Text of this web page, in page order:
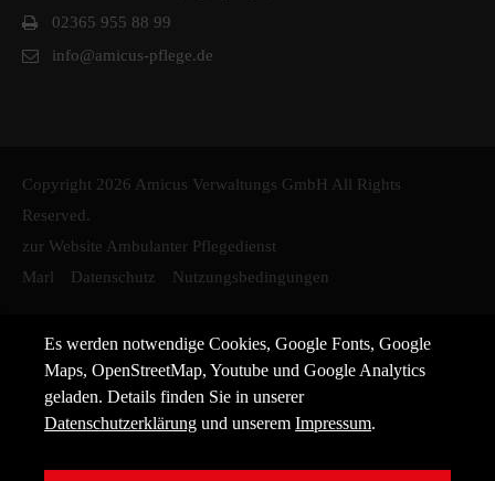
02365 955 88 99
info@amicus-pflege.de
Copyright 2026 Amicus Verwaltungs GmbH All Rights
Reserved.
zur Website Ambulanter Pflegedienst
Marl
Datenschutz Nutzungsbedingungen
Es werden notwendige Cookies, Google Fonts, Google
Maps, OpenStreetMap, Youtube und Google Analytics
geladen. Details finden Sie in unserer
Datenschutzerklärung und unseremImpressum.